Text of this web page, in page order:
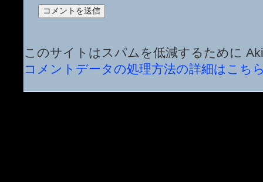
このサイトはスパムを低減するために
コメントデータの処理方法の詳細はこち